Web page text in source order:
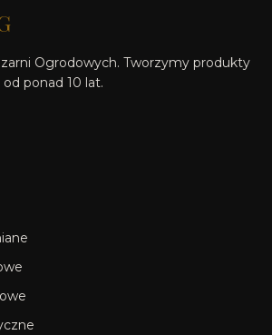
Ogrodowych. Tworzymy produkty
ponad 10 lat.